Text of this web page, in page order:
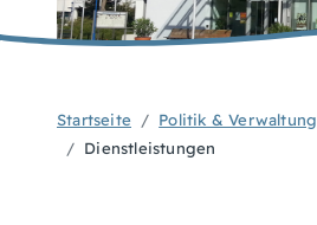
Startseite Politik & Verwaltung
Dienstleistungen